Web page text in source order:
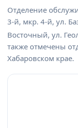
Отделение
3-й, мкр. 4-й, ул.
Восточный, ул.
также отмечены
Хабаровском крае.